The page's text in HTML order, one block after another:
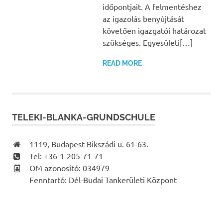
időpontjait. A felmentéshez
az igazolás benyújtását
követően igazgatói határozat
szükséges. Egyesületi[…]
READ MORE
TELEKI-BLANKA-GRUNDSCHULE
1119, Budapest Bikszádi u. 61-63.
Tel: +36-1-205-71-71
OM azonosító: 034979
Fenntartó: Dél-Budai Tankerületi Központ